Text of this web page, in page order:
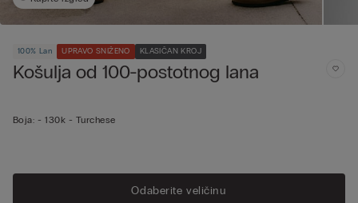
100% Lan UPRAVO SNIŽENO KLASIČAN KROJ
Košulja od 100-postotnog lana
Boja: -130k - Turchese
Odaberite veličinu